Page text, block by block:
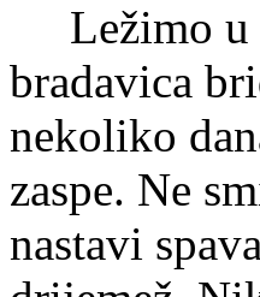
Ležimo u
bradavica
nekoliko
zaspe. Ne
nastavi